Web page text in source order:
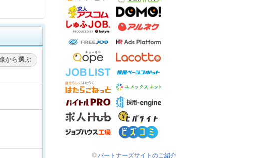
から選ぶ
パートナーズサイトのご紹介